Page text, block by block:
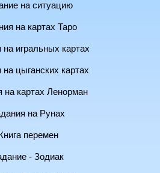
на ситуацию
на картах Таро
на игральных картах
на цыганских картах
на картах Ленорман
на Рунах
Книга перемен
- Зодиак